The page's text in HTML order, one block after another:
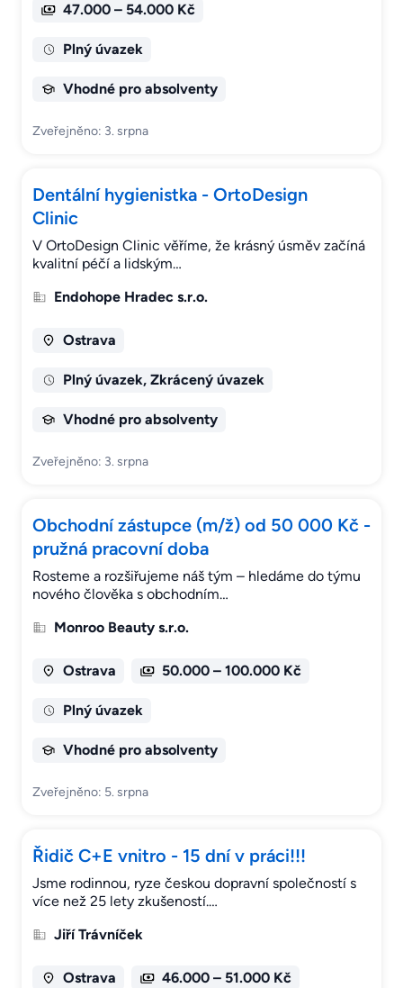
47.000 – 54.000 Kč
Plný úvazek
Vhodné pro absolventy
Zveřejněno: 3. srpna
Dentální hygienistka - OrtoDesign
Clinic
V OrtoDesign Clinic věříme, že krásný úsměv začíná
kvalitní péčí a lidským…
Endohope Hradec s.r.o.
Ostrava
Plný úvazek, Zkrácený úvazek
Vhodné pro absolventy
Zveřejněno: 3. srpna
Obchodní zástupce (m/ž) od 50 000 Kč -
pružná pracovní doba
Rosteme a rozšiřujeme náš tým – hledáme do týmu
nového člověka s obchodním…
Monroo Beauty s.r.o.
Ostrava 50.000 – 100.000 Kč
Plný úvazek
Vhodné pro absolventy
Zveřejněno: 5. srpna
Řidič C+E vnitro - 15 dní v práci!!!
Jsme rodinnou, ryze českou dopravní společností s
více než 25 lety zkušeností.…
Jiří Trávníček
Ostrava 46.000 – 51.000 Kč